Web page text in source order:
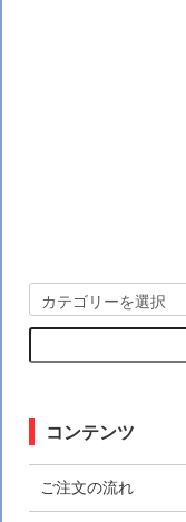
コンテンツ
ご注文の流れ